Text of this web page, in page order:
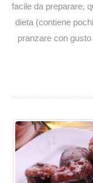
facile da preparare,
dieta (contiene
pranzare con